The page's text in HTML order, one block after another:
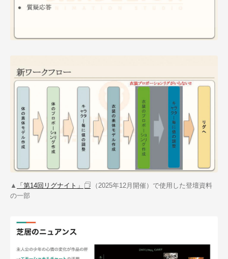
▲ 「第14回リグナイト」 （ 2025年12 月開催）で使用した登壇資料
の一部